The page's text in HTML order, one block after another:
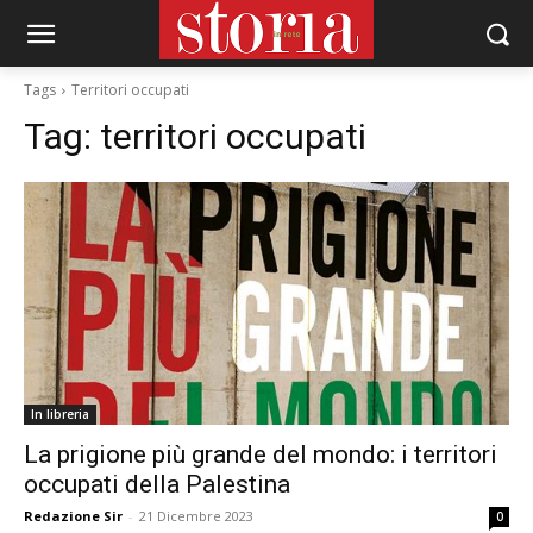
Tags Territori occupati
Tag: territori occupati
In libreria
La prigione più grande del mondo: i territori
occupati della Palestina
Redazione Sir - 21 Dicembre 2023 0